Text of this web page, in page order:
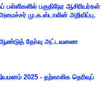
பள்ளிகளில் பகுதிநேர ஆசிரியர்கள்
மு.க.ஸ்டாலின் அறிவிப்பு.
ஆண்டுத் தோ்வு அட்டவணை
2025 - தற்காலிக தெரிவுப்